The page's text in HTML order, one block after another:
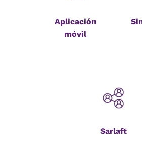
Aplicación
móvil
Sarlaft